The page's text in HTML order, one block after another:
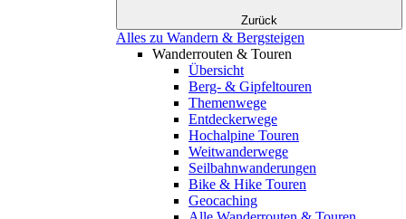
Zurück
Alles zu Wandern & Bergsteigen
Wanderrouten & Touren
Übersicht
Berg- & Gipfeltouren
Themenwege
Entdeckerwege
Hochalpine Touren
Weitwanderwege
Seilbahnwanderungen
Bike & Hike Touren
Geocaching